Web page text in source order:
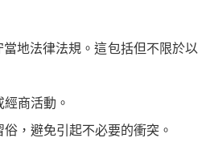
地法律法規。這包括但不限於以
商活動。
，避免引起不必要的衝突。